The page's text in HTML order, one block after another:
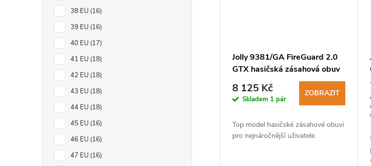
38 EU 16
39 EU 16
40 EU 17
41 EU 18
42 EU 18
43 EU 18
44 EU 18
45 EU 16
46 EU 16
47 EU 16
Jolly 9381/GA FireGuard 2.0
GTX hasičská zásahová obuv
s rychlošněrováním
8 125 Kč
Skladem 1 pár
ZOBRAZIT
Top model hasičské zásahové obuvi
pro nejnáročnější uživatele.